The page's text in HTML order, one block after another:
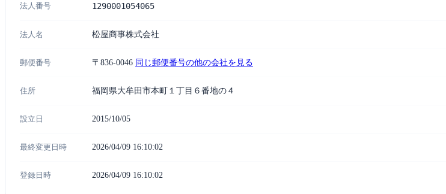
法人番号 1290001054065
法人名 松屋商事株式会社
郵便番号 〒836-0046 同じ郵便番号の他の会社を見る
住所 福岡県大牟田市本町１丁目６番地の４
設立日 2015/10/05
最終変更日時 2026/04/09 16:10:02
登録日時 2026/04/09 16:10:02